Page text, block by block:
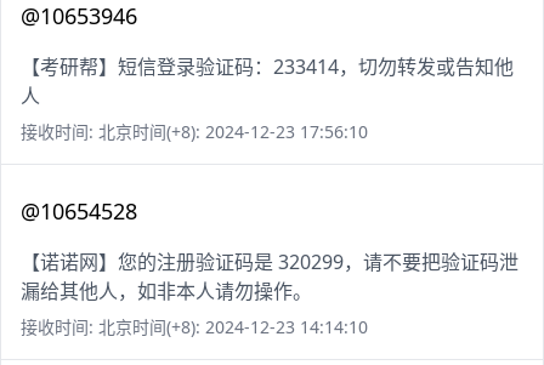
@10653946
【考研帮】短信登录验证码：233414，切勿转发或告知他
人
接收时间: 北京时间(+8): 2024-12-23 17:56:10
@10654528
【诺诺网】您的注册验证码是 320299，请不要把验证码泄
漏给其他人，如非本人请勿操作。
接收时间: 北京时间(+8): 2024-12-23 14:14:10